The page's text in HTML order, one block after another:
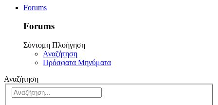
Forums
Forums
Σύντομη Πλοήγηση
Αναζήτηση
Πρόσφατα Μηνύματα
Αναζήτηση